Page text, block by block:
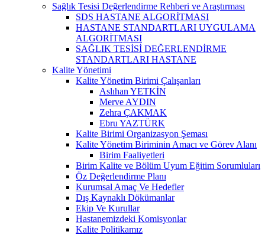
Sağlık Tesisi Değerlendirme Rehberi ve Araştırması
SDS HASTANE ALGORİTMASI
HASTANE STANDARTLARI UYGULAMA
ALGORİTMASI
SAĞLIK TESİSİ DEĞERLENDİRME
STANDARTLARI HASTANE
Kalite Yönetimi
Kalite Yönetim Birimi Çalışanları
Aslıhan YETKİN
Merve AYDIN
Zehra ÇAKMAK
Ebru YAZTÜRK
Kalite Birimi Organizasyon Şeması
Kalite Yönetim Biriminin Amacı ve Görev Alanı
Birim Faaliyetleri
Birim Kalite ve Bölüm Uyum Eğitim Sorumluları
Öz Değerlendirme Planı
Kurumsal Amaç Ve Hedefler
Dış Kaynaklı Dökümanlar
Ekip Ve Kurullar
Hastanemizdeki Komisyonlar
Kalite Politikamız